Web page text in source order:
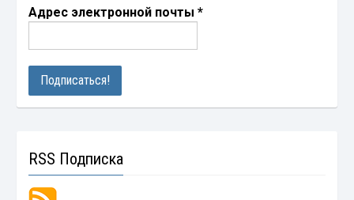
Адрес электронной почты*
RSS Подписка